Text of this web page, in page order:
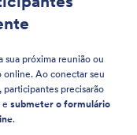
sua próxima reunião ou
online. Ao conectar seu
precisarão
e submeter o formulário
.